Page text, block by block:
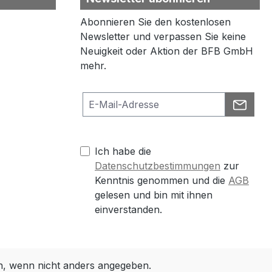
Abonnieren Sie den kostenlosen
Newsletter und verpassen Sie keine
Neuigkeit oder Aktion der BFB GmbH
mehr.
Ich habe die
Datenschutzbestimmungen zur
Kenntnis genommen und die AGB
gelesen und bin mit ihnen
einverstanden.
wenn nicht anders angegeben.